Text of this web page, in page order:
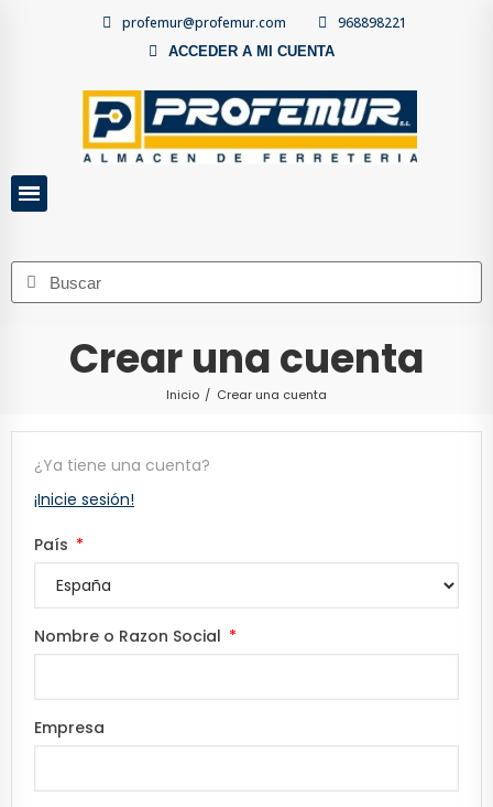
profemur@profemur.com 968898221
ACCEDER A MI CUENTA
Crear una cuenta
Inicio Crear una cuenta
¿Ya tiene una cuenta?
¡Inicie sesión!
País
Nombre o Razon Social
Empresa